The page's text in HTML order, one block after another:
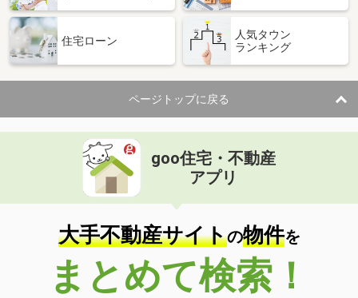
住宅ローン
人気タウン
ランキング
ページトップに戻る
goo住宅・不動産
アプリ
大手不動産サイトの物件を
まとめて検索！